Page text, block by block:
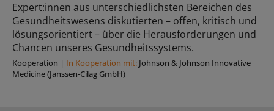
Expert:innen aus unterschiedlichsten Bereichen des
Gesundheitswesens diskutierten – offen, kritisch und
lösungsorientiert – über die Herausforderungen und
Chancen unseres Gesundheitssystems.
Kooperation | In Kooperation mit: Johnson & Johnson Innovative
Medicine (Janssen-Cilag GmbH)